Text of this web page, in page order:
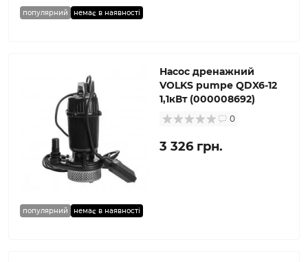
популярний немає в наявності
популярний немає в наявності
Насос дренажний
VOLKS pumpe QDX6-12
1,1кВт (000008692)
0
3 326 грн.